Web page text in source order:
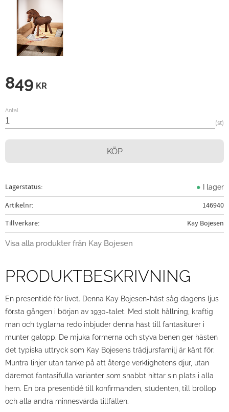
849 KR
Antal
st
KÖP
Lagerstatus I lager
Artikelnr
146940
Tillverkare
Kay Bojesen
Visa alla produkter från Kay Bojesen
PRODUKTBESKRIVNING
En presentidé för livet. Denna Kay Bojesen-häst såg dagens ljus
första gången i början av 1930-talet. Med stolt hållning, kraftig
man och tyglarna redo inbjuder denna häst till fantasiturer i
munter galopp. De mjuka formerna och styva benen ger hästen
det typiska uttryck som Kay Bojesens trädjursfamilj är känt för:
Muntra linjer utan tanke på att återge verklighetens djur, utan
däremot fantasifulla varianter som snabbt hittar sin plats i alla
hem. En bra presentidé till konfirmanden, studenten, till bröllop
och alla andra minnesvärda tillfällen.